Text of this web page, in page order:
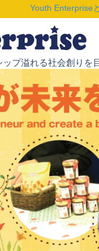
Youth Enterprise
プ溢れる社会創り